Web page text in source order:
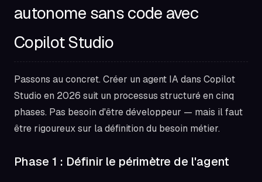
autonome sans code avec
Copilot Studio
Passons au concret. Créer un agent IA dans Copilot
Studio en 2026 suit un processus structuré en cinq
phases. Pas besoin d'être développeur — mais il faut
être rigoureux sur la définition du besoin métier.
Phase 1 : Définir le périmètre de l'agent